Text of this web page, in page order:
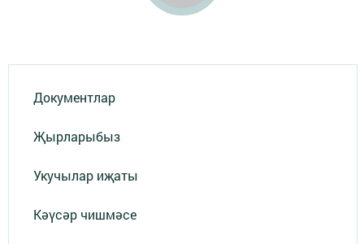
Документлар
Җырларыбыз
Укучылар иҗаты
Кәүсәр чишмәсе